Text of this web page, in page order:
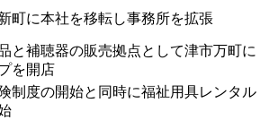
町に本社を移転し事務所を拡張
と補聴器の販売拠点として津市万町に
を開店
制度の開始と同時に福祉用具レンタル